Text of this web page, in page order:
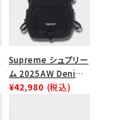
Supreme シュプリー
ム 2025AW Denim
Backpack デニム バ
¥42,980 (税込)